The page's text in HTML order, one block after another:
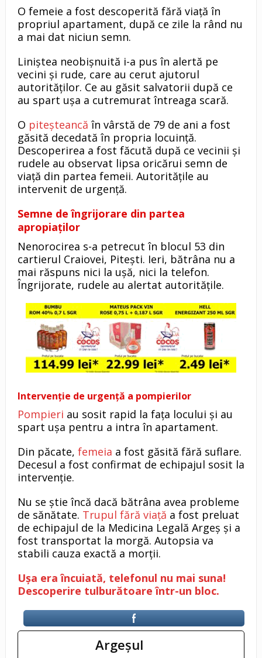
O femeie a fost descoperită fără viață în
propriul apartament, după ce zile la rând nu
a mai dat niciun semn.
Liniștea neobișnuită i-a pus în alertă pe
vecini și rude, care au cerut ajutorul
autorităților. Ce au găsit salvatorii după ce
au spart ușa a cutremurat întreaga scară.
O piteșteancă în vârstă de 79 de ani a fost
găsită decedată în propria locuință.
Descoperirea a fost făcută după ce vecinii și
rudele au observat lipsa oricărui semn de
viață din partea femeii. Autoritățile au
intervenit de urgență.
Semne de îngrijorare din partea
apropiaților
Nenorocirea s-a petrecut în blocul 53 din
cartierul Craiovei, Pitești. Ieri, bătrâna nu a
mai răspuns nici la ușă, nici la telefon.
Îngrijorate, rudele au alertat autoritățile.
Intervenție de urgență a pompierilor
Pompieri au sosit rapid la fața locului și au
spart ușa pentru a intra în apartament.
Din păcate, femeia a fost găsită fără suflare.
Decesul a fost confirmat de echipajul sosit la
intervenție.
Nu se știe încă dacă bătrâna avea probleme
de sănătate. Trupul fără viață a fost preluat
de echipajul de la Medicina Legală Argeș și a
fost transportat la morgă. Autopsia va
stabili cauza exactă a morții.
Ușa era încuiată, telefonul nu mai suna!
Descoperire tulburătoare într-un bloc.
Argeşul